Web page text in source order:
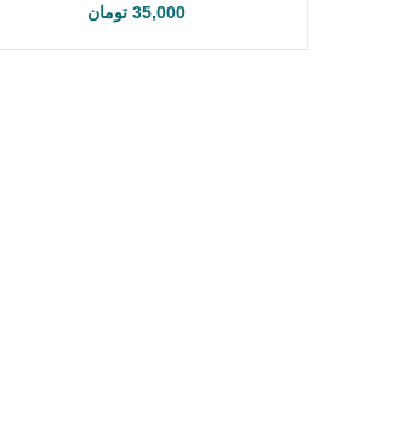
35,000 تومان